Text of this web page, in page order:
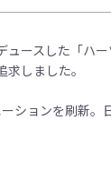
ースした「ハー
しました。
ョンを刷新。